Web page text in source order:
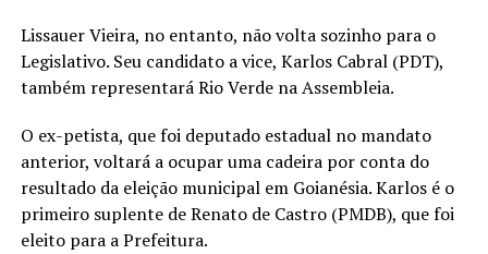
Lissauer Vieira, no entanto, não volta sozinho para o
Legislativo. Seu candidato a vice, Karlos Cabral (PDT),
também representará Rio Verde na Assembleia.
O ex-petista, que foi deputado estadual no mandato
anterior, voltará a ocupar uma cadeira por conta do
resultado da eleição municipal em Goianésia. Karlos é o
primeiro suplente de Renato de Castro (PMDB), que foi
eleito para a Prefeitura.